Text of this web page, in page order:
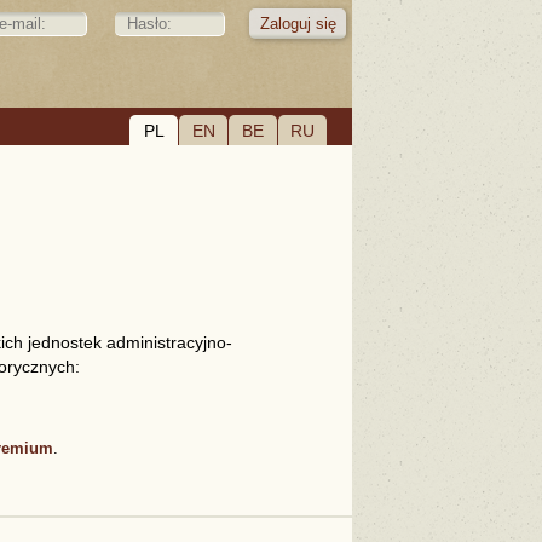
PL EN BE RU
jednostek administracyjno-
.